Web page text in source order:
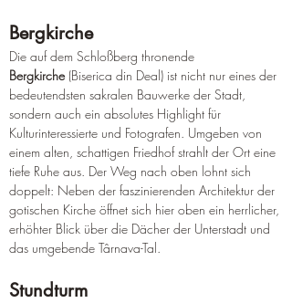
Bergkirche
Die auf dem Schloßberg thronende
Bergkirche (Biserica din Deal) ist nicht nur eines der
bedeutendsten sakralen Bauwerke der Stadt,
sondern auch ein absolutes Highlight für
Kulturinteressierte und Fotografen. Umgeben von
einem alten, schattigen Friedhof strahlt der Ort eine
tiefe Ruhe aus. Der Weg nach oben lohnt sich
doppelt: Neben der faszinierenden Architektur der
gotischen Kirche öffnet sich hier oben ein herrlicher,
erhöhter Blick über die Dächer der Unterstadt und
das umgebende Târnava-Tal.
Stundturm